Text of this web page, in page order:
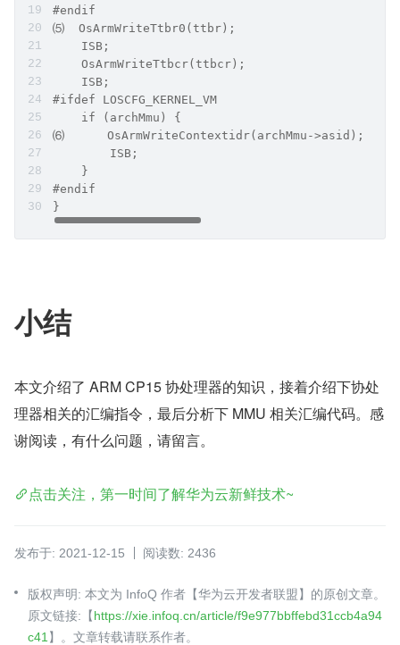
#endif
⑸  OsArmWriteTtbr0(ttbr);
    ISB;
    OsArmWriteTtbcr(ttbcr);
    ISB;
#ifdef LOSCFG_KERNEL_VM
    if (archMmu) {
⑹      OsArmWriteContextidr(archMmu->asid);
        ISB;
    }
#endif
}
小结
本文介绍了 ARM CP15 协处理器的知识，接着介绍下协处
理器相关的汇编指令，最后分析下 MMU 相关汇编代码。感
谢阅读，有什么问题，请留言。
点击关注，第一时间了解华为云新鲜技术~
发布于: 2021-12-15 阅读数: 2436
版权声明: 本文为 InfoQ 作者【华为云开发者联盟】的原创文章。
原文链接:【https://xie.infoq.cn/article/f9e977bbffebd31ccb4a94
c41 】。文章转载请联系作者。